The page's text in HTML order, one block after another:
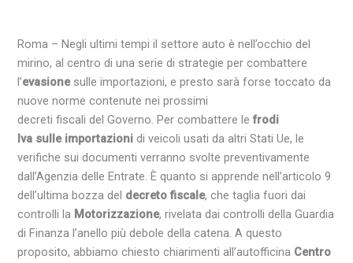
Roma – Negli ultimi tempi il settore auto è nell’occhio del
mirino, al centro di una serie di strategie per combattere
l’evasionesulle importazioni, e presto sarà forse toccato da
nuove norme contenute nei prossimi
decreti fiscali del Governo. Per combattere lefrodi
Iva sulle importazioni di veicoli usati da altri Stati Ue, le
verifiche sui documenti verranno svolte preventivamente
dall’Agenzia delle Entrate. È quanto si apprende nell’articolo 9
dell’ultima bozza del decreto fiscale, che taglia fuori dai
controlli la Motorizzazione, rivelata dai controlli della Guardia
di Finanza l’anello più debole della catena. A questo
proposito, abbiamo chiesto chiarimenti all’autofficina Centro